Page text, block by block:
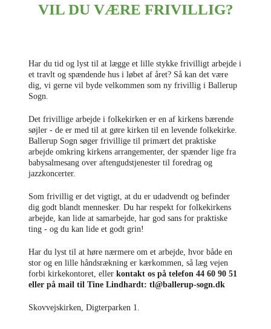
VIL DU VÆRE FRIVILLIG?
Har du tid og lyst til at lægge et lille stykke frivilligt arbejde i
et travlt og spændende hus i løbet af året? Så kan det være
dig, vi gerne vil byde velkommen som ny frivillig i Ballerup
Sogn.
Det frivillige arbejde i folkekirken er en af kirkens bærende
søjler - de er med til at gøre kirken til en levende folkekirke.
Ballerup Sogn søger frivillige til primært det praktiske
arbejde omkring kirkens arrangementer, der spænder lige fra
babysalmesang over aftengudstjenester til foredrag og
jazzkoncerter.
Som frivillig er det vigtigt, at du er udadvendt og befinder
dig godt blandt mennesker. Du har respekt for folkekirkens
arbejde, kan lide at samarbejde, har god sans for praktiske
ting - og du kan lide et godt grin!
Har du lyst til at høre nærmere om et arbejde, hvor både en
stor og en lille håndsrækning er kærkommen, så læg vejen
forbi kirkekontoret, eller kontakt os på telefon 44 60 90 51
eller på mail til Tine Lindhardt: tl@ballerup-sogn.dk
Skovvejskirken, Digterparken 1.